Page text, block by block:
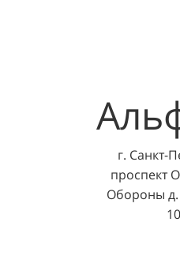
г. Санкт-
проспект
Обороны д.